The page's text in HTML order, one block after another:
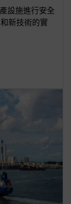
設施進行安全
新技術的實